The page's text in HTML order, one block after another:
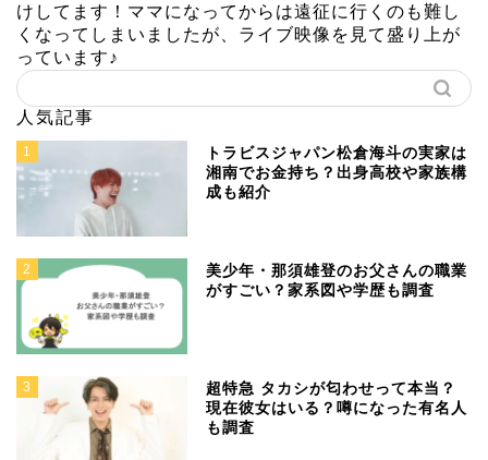
けしてます！ママになってからは遠征に行くのも難し
くなってしまいましたが、ライブ映像を見て盛り上が
っています♪
人気記事
1
トラビスジャパン松倉海斗の実家は
湘南でお金持ち？出身高校や家族構
成も紹介
2
美少年・那須雄登のお父さんの職業
がすごい？家系図や学歴も調査
3
超特急 タカシが匂わせって本当？
現在彼女はいる？噂になった有名人
も調査